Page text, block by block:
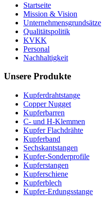
Startseite
Mission & Vision
Unternehmensgrundsätze
Qualitätspolitik
KVKK
Personal
Nachhaltigkeit
Unsere Produkte
Kupferdrahtstange
Copper Nugget
Kupferbarren
C- und H-Klemmen
Kupfer Flachdrähte
Kupferband
Sechskantstangen
Kupfer-Sonderprofile
Kupferstangen
Kupferschiene
Kupferblech
Kupfer-Erdungsstange